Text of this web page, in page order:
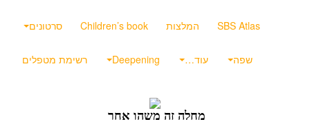
סרטונים Children’s book המלצות SBS Atlas
רשימת מטפלים Deepening עוד… שפה
מחלה זה משהו אחר